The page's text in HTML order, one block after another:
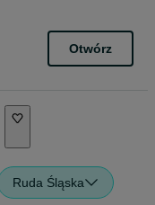
Otwórz
Ruda Śląska